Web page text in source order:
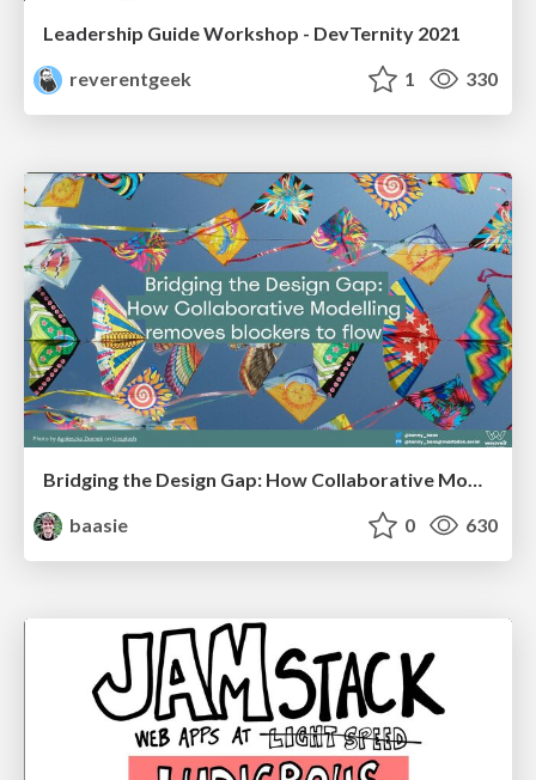
Leadership Guide Workshop - DevTernity 2021
reverentgeek
1 330
baasie
0 630